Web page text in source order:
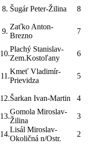
8. Šugár Peter-Žilina 8
9.
Zaťko Anton-
Brezno
7
10.
Plachý Stanislav-
Zem.Kostoľany
6
11.
Kmeť Vladimír-
Prievidza
5
12.Šarkan Ivan-Martin 4
13.
Gomola Miroslav-
Žilina
3
14.
Lisál Miroslav-
Okoličná n/Ostr.
2